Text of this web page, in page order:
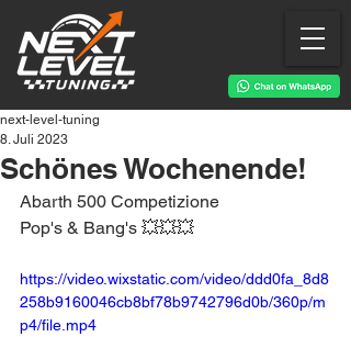
Schönes Wochenende!
next-level-tuning
8. Juli 2023
Abarth 500 Competizione
Pop's & Bang's 💥💥💥
https://video.wixstatic.com/video/ddd0fa_8d8
258b9160046cb8bf78b9742796d0b/360p/m
p4/file.mp4